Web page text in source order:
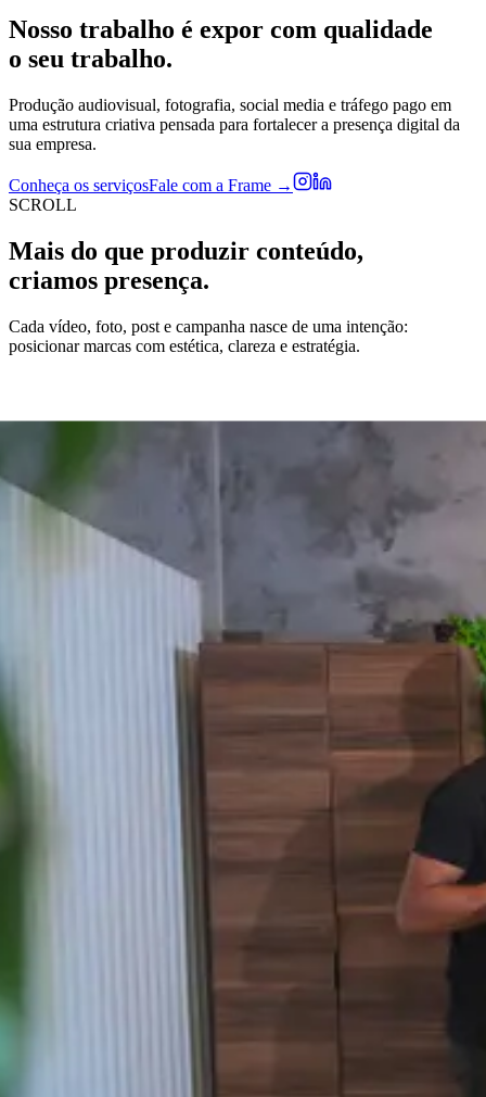
Nosso trabalho é expor com qualidade
o seu trabalho.
Produção audiovisual, fotografia, social media e tráfego pago em
uma estrutura criativa pensada para fortalecer a presença digital da
sua empresa.
Conheça os serviçosFale com a Frame →
SCROLL
Mais do que produzir conteúdo,
criamos presença.
Cada vídeo, foto, post e campanha nasce de uma intenção:
posicionar marcas com estética, clareza e estratégia.